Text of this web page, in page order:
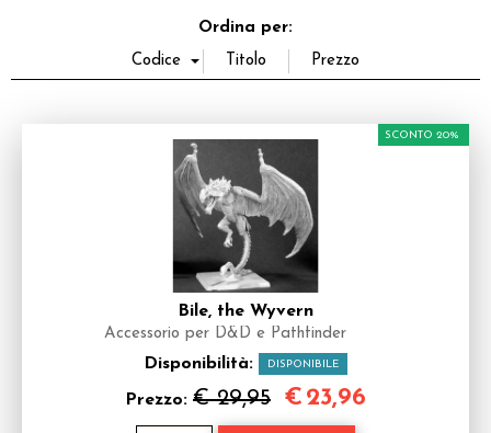
Ordina per:
Bile, the Wyvern
Accessorio per D&D e Pathfinder
Disponibilità: DISPONIBILE
Prezzo: € 29,95
SCONTO 20%
€ 23,96